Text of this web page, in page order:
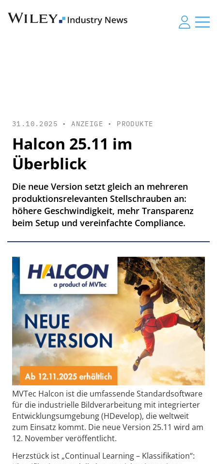
31.10.2025 • ANZEIGE • PRODUKTE
Halcon 25.11 im
Überblick
Die neue Version setzt gleich an mehreren
produktionsrelevanten Stellschrauben an:
höhere Geschwindigkeit, mehr Transparenz
beim Setup und vereinfachte Compliance.
MVTec Halcon ist die umfassende Standardsoftware
für die industrielle Bildverarbeitung mit integrierter
Entwicklungsumgebung (HDevelop), die weltweit
zum Einsatz kommt. Die neue Version 25.11 wird am
12. November veröffentlicht.
Herzstück ist „Continual Learning – Klassifikation“: